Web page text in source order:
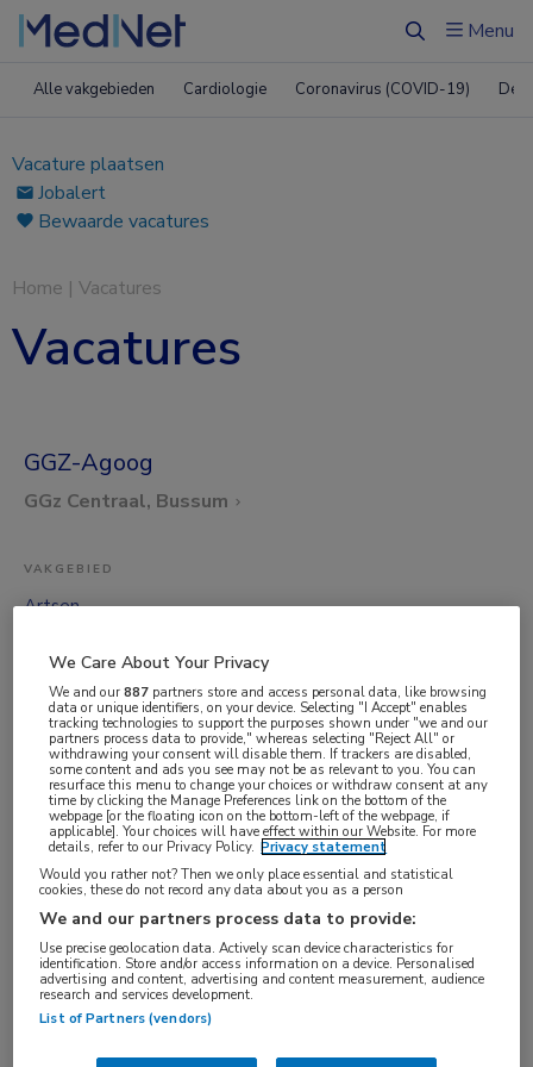
ZoekenMenu
Alle vakgebieden Cardiologie Coronavirus (COVID-19)
Vacature plaatsen
Jobalert
Bewaarde vacatures
Home | Vacatures
Vacatures
GGZ-Agoog
GGz Centraal, Bussum
VAKGEBIED
Artsen
Overige beroepen medici
BRANCHE
GGZ
AANSTELLING
Vaste aanstelling
PLAATSINGSDATUM
12 mei 2026
HBO
ERVARING
Starter
We Care About Your Privacy
We and our887 partners store and access personal data, like browsing
data or unique identifiers, on your device. Selecting "I Accept" enables
tracking technologies to support the purposes shown under "we and our
partners process data to provide," whereas selecting "Reject All" or
withdrawing your consent will disable them. If trackers are disabled,
some content and ads you see may not be as relevant to you. You can
resurface this menu to change your choices or withdraw consent at any
time by clicking the Manage Preferences link on the bottom of the
webpage [or the floating icon on the bottom-left of the webpage, if
applicable]. Your choices will have effect within our Website. For more
details, refer to our Privacy Policy. Privacy statement
Would you rather not? Then we only place essential and statistical
cookies, these do not record any data about you as a person
We and our partners process data to provide:
Use precise geolocation data. Actively scan device characteristics for
identification. Store and/or access information on a device. Personalised
advertising and content, advertising and content measurement, audience
research and services development.
List of Partners (vendors)